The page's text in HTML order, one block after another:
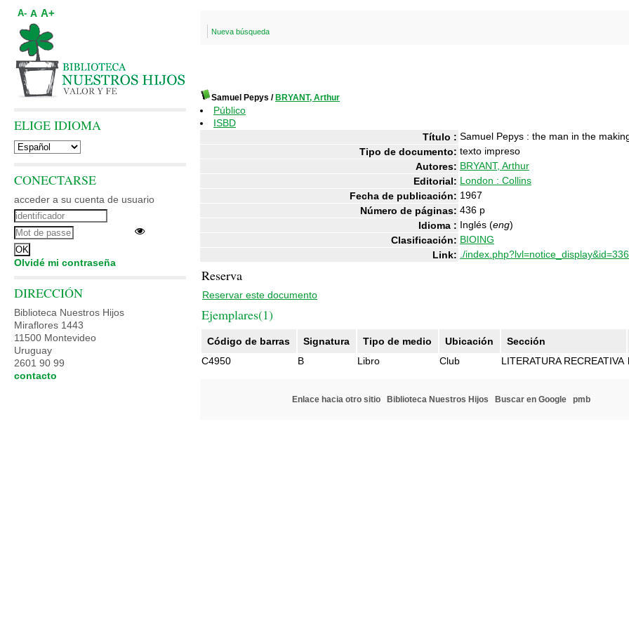
Nueva búsqueda
Samuel Pepys / BRYANT, Arthur
Público
ISBD
Título : Samuel Pepys : the man in the
Tipo de documento: texto impreso
Autores: BRYANT, Arthur
Editorial: London : Collins
Fecha de publicación: 1967
Número de páginas: 436 p
Idioma : Inglés (eng)
Clasificación: BIOING
Link: ./
Reserva
Reservar este documento
Ejemplares(1)
Código de barras Signatura Tipo de medio Ubicación
Sección
C4950
B Libro Club LITERATURA RECREATIVA
Enlace hacia otro sitio Biblioteca Nuestros Hijos Buscar en Google pmb
A- A A+
ELIGE IDIOMA
CONECTARSE
acceder a su cuenta de usuario
Olvidé mi contraseña
DIRECCIÓN
Biblioteca Nuestros Hijos
Miraflores 1443
11500 Montevideo
Uruguay
2601 90 99
contacto